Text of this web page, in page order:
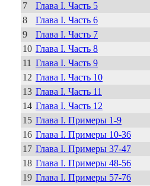
7
Глава I. Часть 5
8
Глава I. Часть 6
9
Глава I. Часть 7
10 Глава I. Часть 8
11 Глава I. Часть 9
12 Глава I. Часть 10
13 Глава I. Часть 11
14 Глава I. Часть 12
15 Глава I. Примеры 1-9
16 Глава I. Примеры 10-36
17 Глава I. Примеры 37-47
18 Глава I. Примеры 48-56
19 Глава I. Примеры 57-76